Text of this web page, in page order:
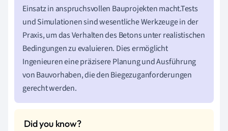
Einsatz in anspruchsvollen Bauprojekten macht.Tests
und Simulationen sind wesentliche Werkzeuge in der
Praxis, um das Verhalten des Betons unter realistischen
Bedingungen zu evaluieren. Dies ermöglicht
Ingenieuren eine präzisere Planung und Ausführung
von Bauvorhaben, die den Biegezuganforderungen
gerecht werden.